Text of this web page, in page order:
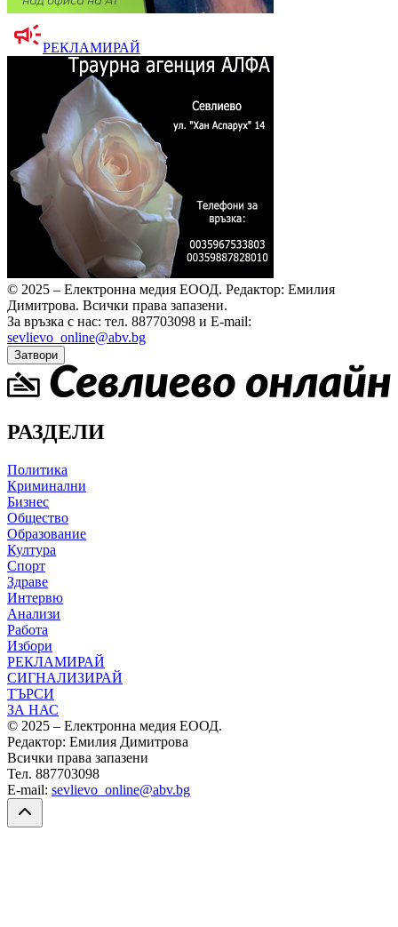
РЕКЛАМИРАЙ
© 2025 – Електронна медия ЕООД. Редактор: Емилия
Димитрова. Всички права запазени.
За връзка с нас: тел. 887703098 и E-mail:
sevlievo_online@abv.bg
Затвори
РАЗДЕЛИ
Политика
Криминални
Бизнес
Общество
Образование
Култура
Спорт
Здраве
Интервю
Анализи
Работа
Избори
РЕКЛАМИРАЙ
СИГНАЛИЗИРАЙ
ТЪРСИ
ЗА НАС
© 2025 – Електронна медия ЕООД.
Редактор: Емилия Димитрова
Всички права запазени
Тел. 887703098
E-mail: sevlievo_online@abv.bg